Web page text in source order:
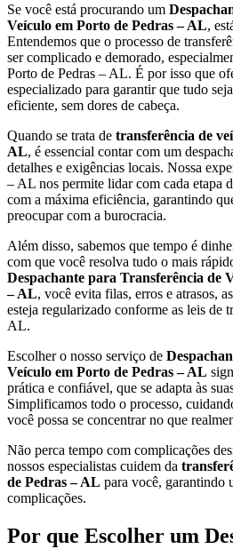
Se você está procurando um
Veículo em Porto de Pedras – AL,
Entendemos que o processo de
ser complicado e demorado,
Porto de Pedras – AL. É por isso que
especializado para garantir que tudo
eficiente, sem dores de cabeça.
Quando se trata de transferência de
AL, é essencial contar com um
detalhes e exigências locais. Nossa
– AL nos permite lidar com cada etapa
com a máxima eficiência, garantindo
preocupar com a burocracia.
Além disso, sabemos que tempo é
com que você resolva tudo o mais
Despachante para Transferência de
– AL, você evita filas, erros e atrasos,
esteja regularizado conforme as leis de
AL.
Escolher o nosso serviço de
Veículo em Porto de Pedras – AL
prática e confiável, que se adapta às
Simplificamos todo o processo,
você possa se concentrar no que
Não perca tempo com complicações
nossos especialistas cuidem da
de Pedras – AL para você, garantindo
complicações.
Por que Escolher um